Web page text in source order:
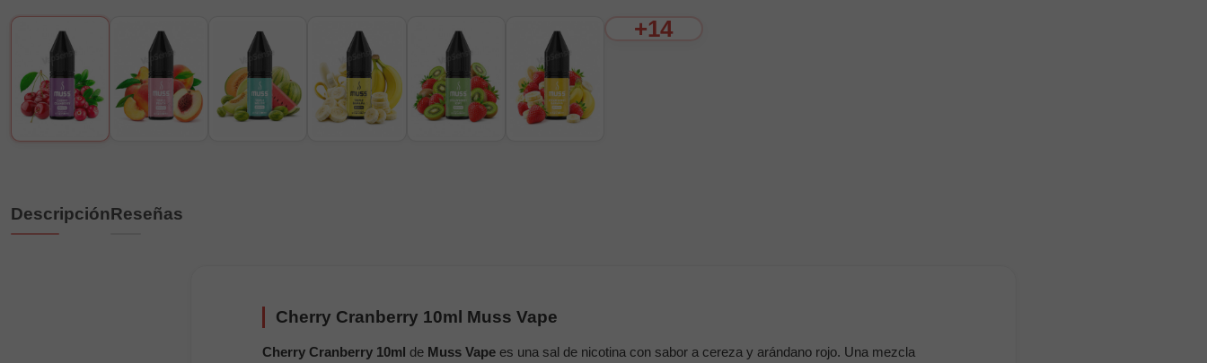
+14
DescripciónReseñas
Cherry Cranberry 10ml Muss Vape
Cherry Cranberry 10ml de Muss Vape es una sal de nicotina con sabor a cereza y arándano rojo. Una mezcla